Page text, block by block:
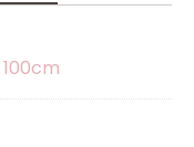
100cm